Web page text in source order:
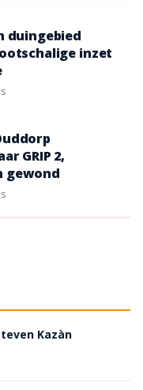
duingebied
inzet
GRIP 2,
gewond
Kazàn